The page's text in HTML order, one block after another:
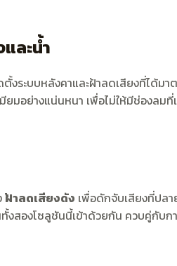
ละน้ำ
ระบบหลังคาและฝ้าลดเสียงที่ได้ม
ยมอย่างแน่นหนา เพื่อไม่ให้มีช่องลม
ฝ้าลดเสียงดัง เพื่อดักจับเสียงที่ปลา
งสองโซลูชันนี้เข้าด้วยกัน ควบคู่กั